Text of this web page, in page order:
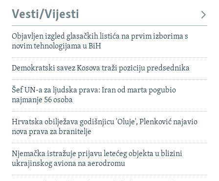
Vesti/Vijesti
Objavljen izgled glasačkih listića na prvim izborima s
novim tehnologijama u BiH
Demokratski savez Kosova traži poziciju predsednika
Šef UN-a za ljudska prava: Iran od marta pogubio
najmanje 56 osoba
Hrvatska obilježava godišnjicu 'Oluje', Plenković najavio
nova prava za branitelje
Njemačka istražuje prijavu letećeg objekta u blizini
ukrajinskog aviona na aerodromu